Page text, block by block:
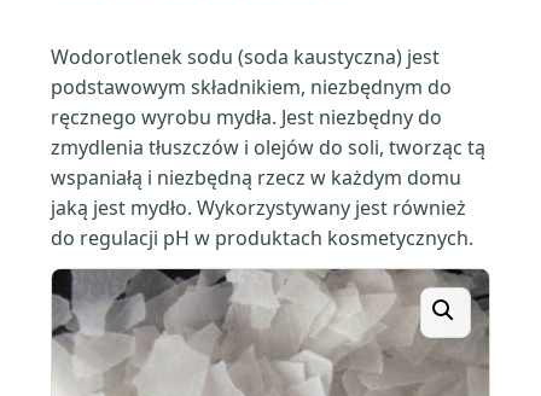
Wodorotlenek sodu (soda kaustyczna) jest
podstawowym składnikiem, niezbędnym do
ręcznego wyrobu mydła. Jest niezbędny do
zmydlenia tłuszczów i olejów do soli, tworząc tą
wspaniałą i niezbędną rzecz w każdym domu
jaką jest mydło. Wykorzystywany jest również
do regulacji pH w produktach kosmetycznych.